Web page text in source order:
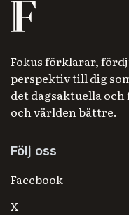
Fokus förklarar,
perspektiv till dig
det dagsaktuella
och världen bättre.
Följ oss
Facebook
X